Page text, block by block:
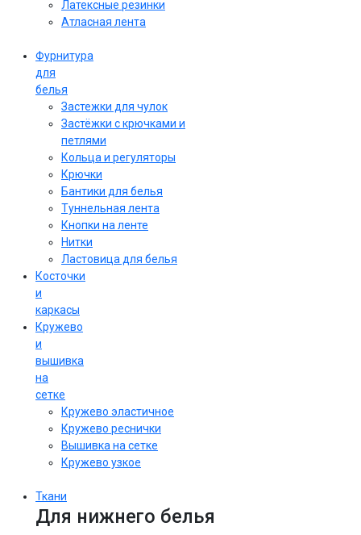
Латексные резинки
Атласная лента
Фурнитура
для
белья
Застежки для чулок
Застёжки с крючками и
петлями
Кольца и регуляторы
Крючки
Бантики для белья
Туннельная лента
Кнопки на ленте
Нитки
Ластовица для белья
Косточки
и
каркасы
Кружево
и
вышивка
на
сетке
Кружево эластичное
Кружево реснички
Вышивка на сетке
Кружево узкое
Ткани
Для нижнего белья